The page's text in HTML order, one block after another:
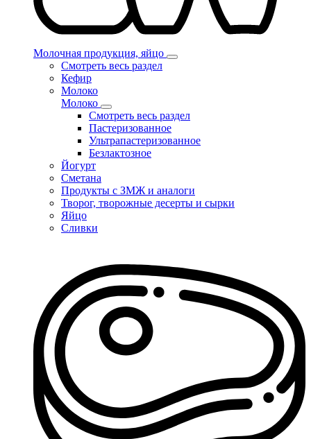
Молочная продукция, яйцо
Смотреть весь раздел
Кефир
Молоко
Молоко
Смотреть весь раздел
Пастеризованное
Ультрапастеризованное
Безлактозное
Йогурт
Сметана
Продукты с ЗМЖ и аналоги
Творог, творожные десерты и сырки
Яйцо
Сливки